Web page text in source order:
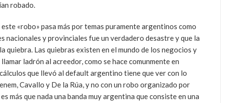
robado.
«robo» pasa más por temas puramente argentinos como
nacionales y provinciales fue un verdadero desastre y que la
Las quiebras existen en el mundo de los negocios y
ladrón al acreedor, como se hace comunmente en
que llevó al default argentino tiene que ver con lo
Cavallo y De la Rúa, y no con un robo organizado por
más que nada una banda muy argentina que consiste en una